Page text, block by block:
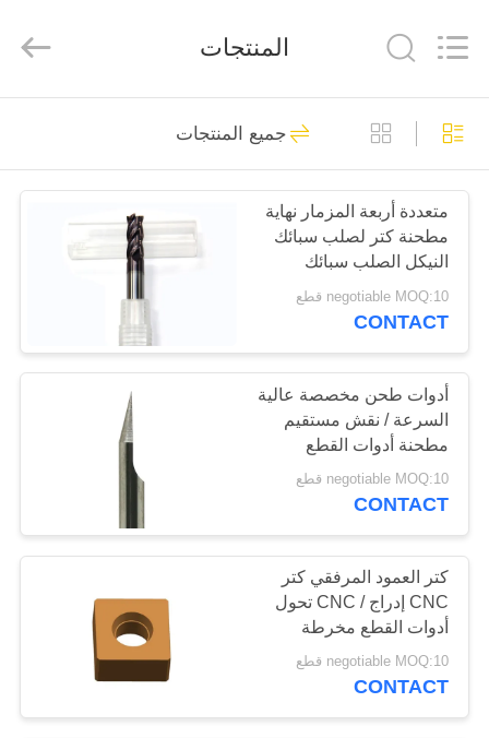
الصفحة
الرئيسية
منتجات
معلومات
جولة
المعمل
مراقبة
الجودة
اتصل
Tools
Manufacturing
Co.,Ltd.
Reserved.
كربيد نهاية مطحنة
القاطع
مصانع نهاية الألومنيوم
27
مطحنة نهاية الأنف
الكرة
35
المنتجات
جميع المنتجات
متعددة أربعة المزمار نهاية
مطحنة كتر لصلب سبائك
النيكل الصلب سبائك
التيتانيوم الزهر
negotiable MOQ:10 قطع
CONTACT
أدوات طحن مخصصة عالية
السرعة / نقش مستقيم
مطحنة أدوات القطع
negotiable MOQ:10 قطع
CONTACT
كتر العمود المرفقي كتر
CNC إدراج / CNC تحول
أدوات القطع مخرطة
negotiable MOQ:10 قطع
CONTACT